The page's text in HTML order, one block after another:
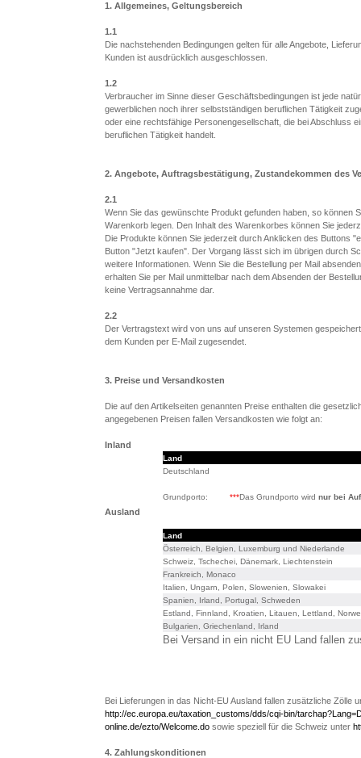
1. Allgemeines, Geltungsbereich
1.1
Die nachstehenden Bedingungen gelten für alle Angebote,
Kunden ist ausdrücklich ausgeschlossen.
1.2
Verbraucher im Sinne dieser Geschäftsbedingungen ist jede
gewerblichen noch ihrer selbstständigen beruflichen Tätigkeit
oder eine rechtsfähige Personengesellschaft, die bei Abschluss
beruflichen Tätigkeit handelt.
2. Angebote, Auftragsbestätigung, Zustandekommen des
2.1
Wenn Sie das gewünschte Produkt gefunden haben, so können
Warenkorb legen. Den Inhalt des Warenkorbes können Sie
Die Produkte können Sie jederzeit durch Anklicken des Buttons
Button "Jetzt kaufen". Der Vorgang lässt sich im übrigen durch
weitere Informationen. Wenn Sie die Bestellung per Mail
erhalten Sie per Mail unmittelbar nach dem Absenden der
keine Vertragsannahme dar.
2.2
Der Vertragstext wird von uns auf unseren Systemen
dem Kunden per E-Mail zugesendet.
3. Preise und Versandkosten
Die auf den Artikelseiten genannten Preise enthalten die
angegebenen Preisen fallen Versandkosten wie folgt an:
Inland
Land
Deutschland
Grundporto: ***Das Grundporto wird nur bei
Ausland
Land
Österreich, Belgien, Luxemburg und Niederlande
Schweiz, Tschechei, Dänemark, Liechtenstein
Frankreich, Monaco
Italien, Ungarn, Polen, Slowenien, Slowakei
Spanien, Irland, Portugal, Schweden
Estland, Finnland, Kroatien, Litauen, Lettland,
Bulgarien, Griechenland, Irland
Bei Versand in ein nicht EU Land fallen
Bei Lieferungen in das Nicht-EU Ausland fallen zusätzliche Zölle
http://ec.europa.eu/taxation_customs/dds/cqi-bin/
online.de/ezto/Welcome.do sowie speziell für die Schweiz unter
4. Zahlungskonditionen